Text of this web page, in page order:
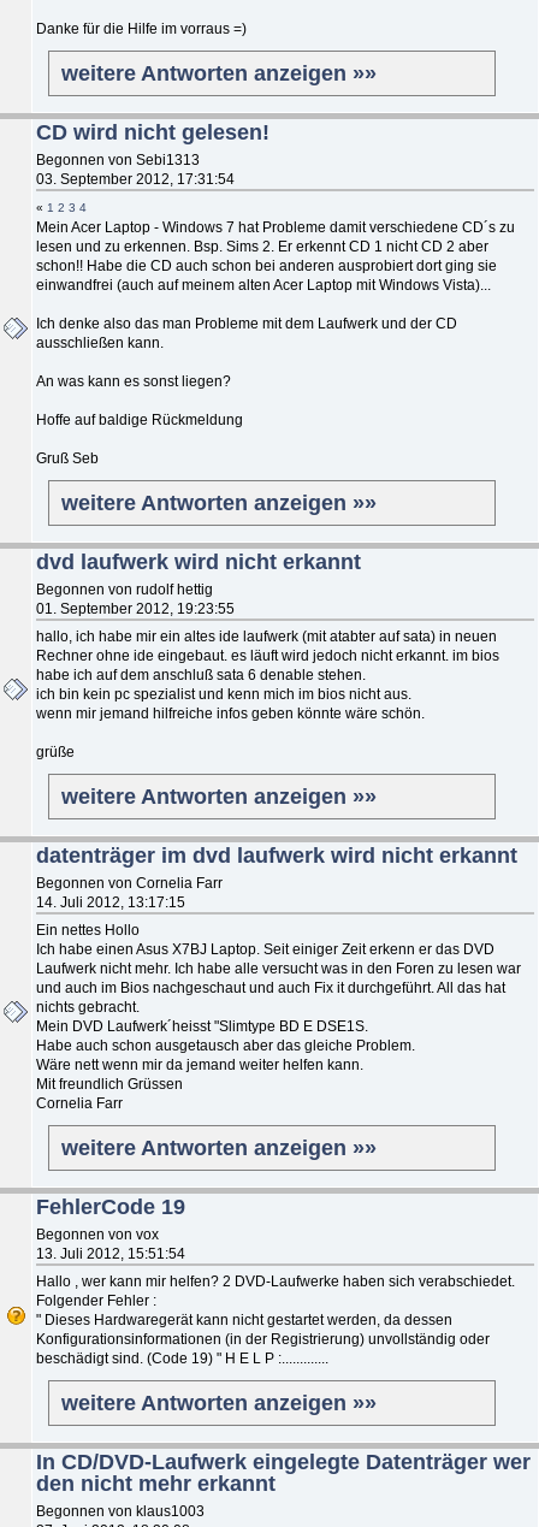
Danke für die Hilfe im vorraus =)
weitere Antworten anzeigen »»
CD wird nicht gelesen!
Begonnen von Sebi1313
03. September 2012, 17:31:54
« 1 2 3 4
Mein Acer Laptop - Windows 7 hat Probleme damit verschiedene CD´s zu
lesen und zu erkennen. Bsp. Sims 2. Er erkennt CD 1 nicht CD 2 aber
schon!! Habe die CD auch schon bei anderen ausprobiert dort ging sie
einwandfrei (auch auf meinem alten Acer Laptop mit Windows Vista)...
Ich denke also das man Probleme mit dem Laufwerk und der CD
ausschließen kann.
An was kann es sonst liegen?
Hoffe auf baldige Rückmeldung
Gruß Seb
weitere Antworten anzeigen »»
dvd laufwerk wird nicht erkannt
Begonnen von rudolf hettig
01. September 2012, 19:23:55
hallo, ich habe mir ein altes ide laufwerk (mit atabter auf sata) in neuen
Rechner ohne ide eingebaut. es läuft wird jedoch nicht erkannt. im bios
habe ich auf dem anschluß sata 6 denable stehen.
ich bin kein pc spezialist und kenn mich im bios nicht aus.
wenn mir jemand hilfreiche infos geben könnte wäre schön.
grüße
weitere Antworten anzeigen »»
datenträger im dvd laufwerk wird nicht erkannt
Begonnen von Cornelia Farr
14. Juli 2012, 13:17:15
Ein nettes Hollo
Ich habe einen Asus X7BJ Laptop. Seit einiger Zeit erkenn er das DVD
Laufwerk nicht mehr. Ich habe alle versucht was in den Foren zu lesen war
und auch im Bios nachgeschaut und auch Fix it durchgeführt. All das hat
nichts gebracht.
Mein DVD Laufwerk´heisst "Slimtype BD E DSE1S.
Habe auch schon ausgetausch aber das gleiche Problem.
Wäre nett wenn mir da jemand weiter helfen kann.
Mit freundlich Grüssen
Cornelia Farr
weitere Antworten anzeigen »»
FehlerCode 19
Begonnen von vox
13. Juli 2012, 15:51:54
Hallo , wer kann mir helfen? 2 DVD-Laufwerke haben sich verabschiedet.
Folgender Fehler :
" Dieses Hardwaregerät kann nicht gestartet werden, da dessen
Konfigurationsinformationen (in der Registrierung) unvollständig oder
beschädigt sind. (Code 19) " H E L P :.............
weitere Antworten anzeigen »»
In CD/DVD-Laufwerk eingelegte Datenträger wer
den nicht mehr erkannt
Begonnen von klaus1003